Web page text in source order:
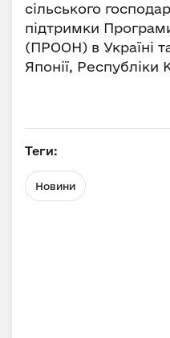
сільського
підтримки
(ПРООН) в Україні
Японії, Республіки
Теги:
Новини